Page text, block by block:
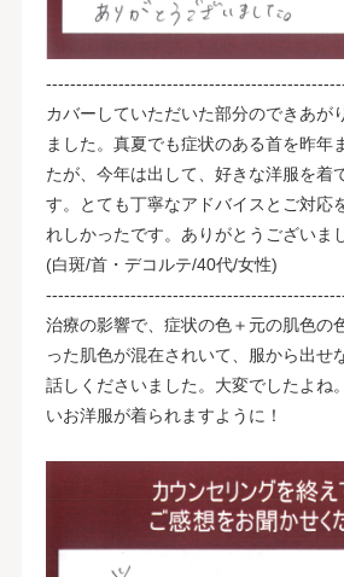
カバーしていただいた部分のできあが
ました。真夏でも症状のある首を昨年
たが、今年は出して、好きな洋服を着
す。とても丁寧なアドバイスとご対応
れしかったです。ありがとうございま
(白斑/首・デコルテ/40代/女性)
治療の影響で、症状の色＋元の肌色の
った肌色が混在されいて、服から出せ
話しくださいました。大変でしたよね
いお洋服が着られますように！